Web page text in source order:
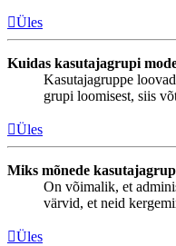
Üles
Kuidas kasutajagrupi
Kasutajagruppe
grupi loomisest, siis
Üles
Miks mõnede
On võimalik, et
värvid, et neid
Üles